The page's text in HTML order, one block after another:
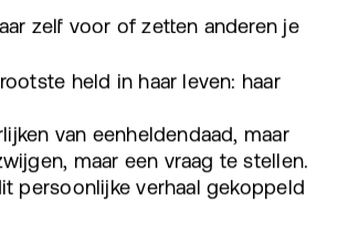
zelf voor of zetten anderen je
held in haar leven: haar
van eenheldendaad, maar
maar een vraag te stellen.
persoonlijke verhaal gekoppeld